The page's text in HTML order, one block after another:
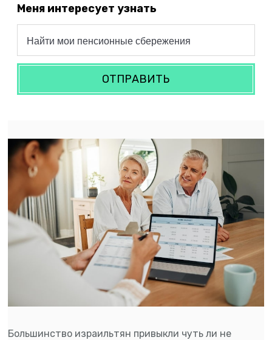
Меня интересует узнать
ОТПРАВИТЬ
Большинство израильтян привыкли чуть ли не